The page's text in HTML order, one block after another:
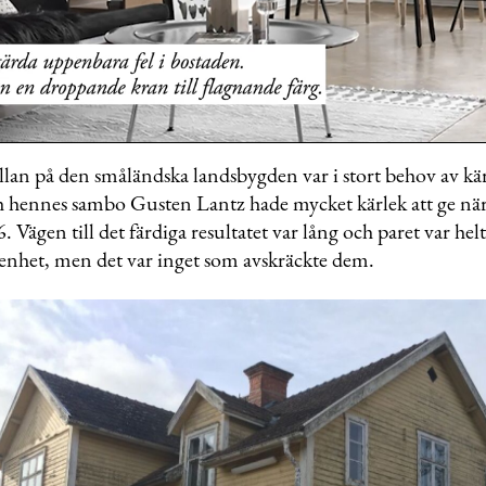
på den småländska landsbygden var i stort behov av
hennes sambo Gusten Lantz hade mycket kärlek att ge
Vägen till det färdiga resultatet var lång och paret var
men det var inget som avskräckte dem.